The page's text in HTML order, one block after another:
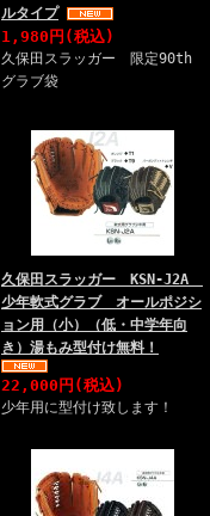
ルタイプ
1,980円(税込)
久保田スラッガー 限定90th
グラブ袋
久保田スラッガー KSN-J2A
少年軟式グラブ オールポジシ
ョン用（小）（低・中学年向
き）湯もみ型付け無料！
22,000円(税込)
少年用に型付け致します！